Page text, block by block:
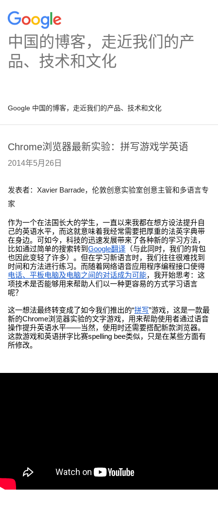
中国的博客，走近我们的产
品、技术和文化
Google 中国的博客，走近我们的产品、技术和文化
Chrome浏览器最新实验：拼写游戏学英语
2014年5月26日
发表者：Xavier Barrade，伦敦创意实验室创意主管和多语言专
家
作为一个在法国长大的学生，一直以来我都在想方设法提升自
己的英语水平，而这就意味着我经常需要把厚重的法英字典带
在身边。可如今，科技的迅速发展带来了各种新的学习方法，
比如通过简单的搜索转到 Google翻译 （与此同时，我们的背包
也因此变轻了许多）。但在学习新语言时，我们往往很难找到
时间和方法进行练习。而随着网络语音应用程序编程接口使得
电话、平板电脑及电脑之间的对话成为可能，我开始思考：这
项技术是否能够用来帮助人们以一种更容易的方式学习语言
呢？
这一想法最终转变成了如今我们推出的“拼写”游戏，这是一款最
新的Chrome浏览器实验的文字游戏，用来帮助使用者通过语音
操作提升英语水平——当然，使用时还需要搭配新款浏览器。
这款游戏和英语拼字比赛spelling bee类似，只是在某些方面有
所修改。